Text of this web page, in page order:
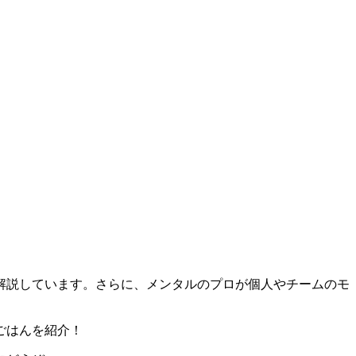
しています。さらに、メンタルのプロが個人やチームのモ
んを紹介！